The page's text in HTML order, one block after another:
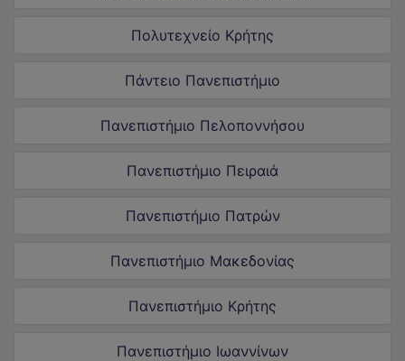
Πολυτεχνείο Κρήτης
Πάντειο Πανεπιστήμιο
Πανεπιστήμιο Πελοποννήσου
Πανεπιστήμιο Πειραιά
Πανεπιστήμιο Πατρών
Πανεπιστήμιο Μακεδονίας
Πανεπιστήμιο Κρήτης
Πανεπιστήμιο Ιωαννίνων